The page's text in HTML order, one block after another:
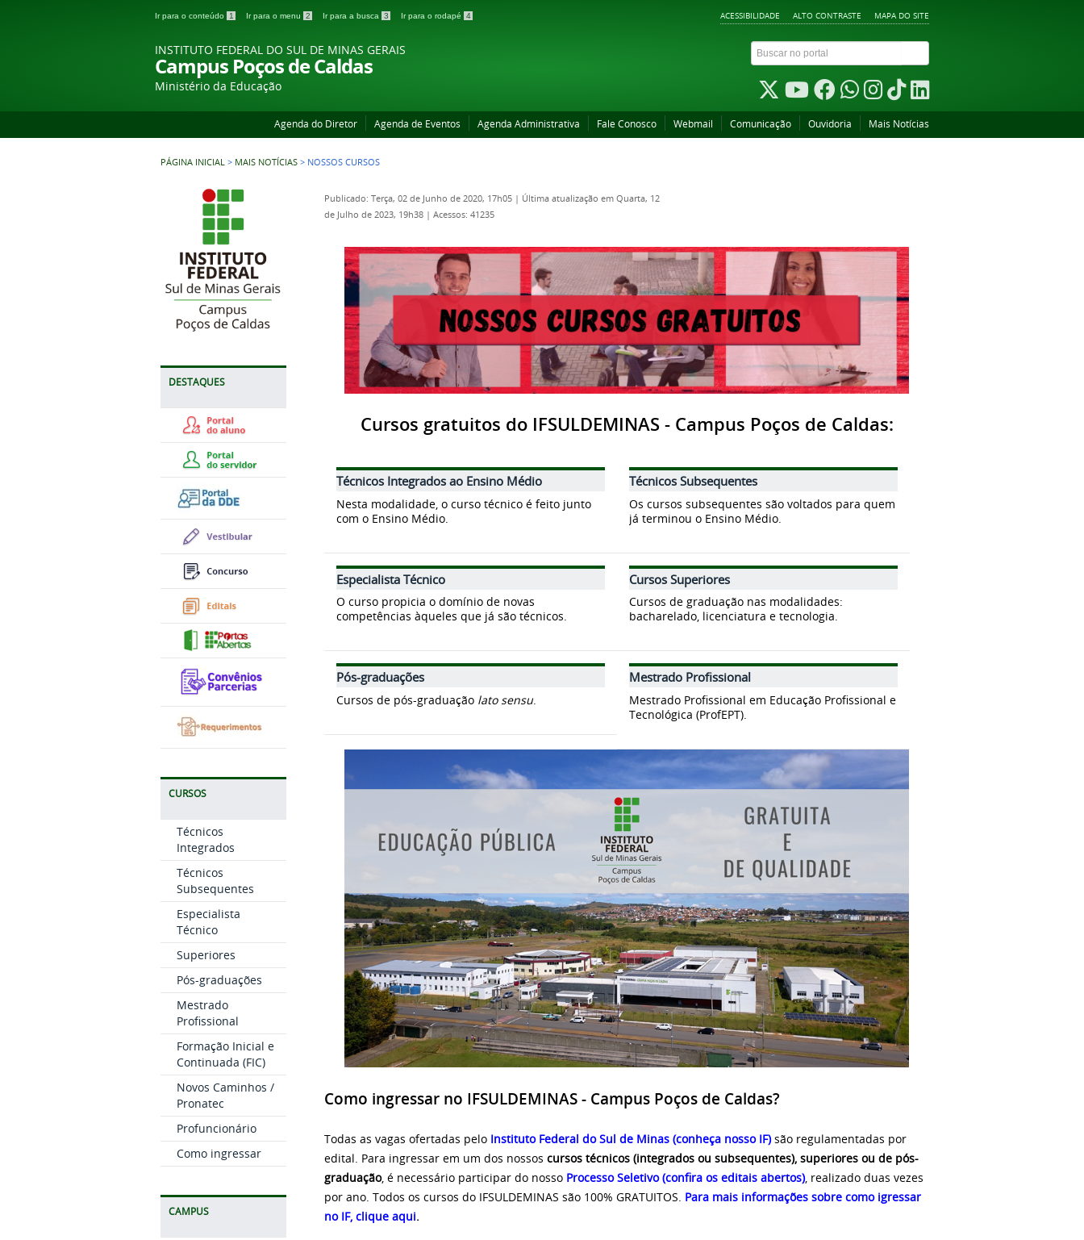
Ir para o conteúdo 1 Ir para o menu 2 Ir para a busca 3 Ir para o rodapé 4 ACESSIBILIDADE ALTO CONTRASTE MAPA DO SITE
INSTITUTO FEDERAL DO SUL DE MINAS GERAIS
Campus Poços de Caldas
Ministério da Educação
Agenda do Diretor Agenda de Eventos Agenda Administrativa Fale Conosco Webmail Comunicação Ouvidoria Mais Notícias
PÁGINA INICIAL > MAIS NOTÍCIAS > NOSSOS CURSOS
DESTAQUES
CURSOS
Técnicos
Integrados
Técnicos
Subsequentes
Especialista
Técnico
Superiores
Pós-graduações
Mestrado
Profissional
Formação Inicial e
Continuada (FIC)
Novos Caminhos /
Pronatec
Profuncionário
Como ingressar
CAMPUS
Publicado: Terça, 02 de Junho de 2020, 17h05 | Última atualização em Quarta, 12
de Julho de 2023, 19h38 | Acessos: 41235
Cursos gratuitos do IFSULDEMINAS - Campus Poços de Caldas:
Técnicos Integrados ao Ensino Médio
Nesta modalidade, o curso técnico é feito junto
com o Ensino Médio.
Técnicos Subsequentes
Os cursos subsequentes são voltados para quem
já terminou o Ensino Médio.
Especialista Técnico
O curso propicia o domínio de novas
competências àqueles que já são técnicos.
Cursos Superiores
Cursos de graduação nas modalidades:
bacharelado, licenciatura e tecnologia.
Pós-graduações
Cursos de pós-graduação lato sensu.
Mestrado Profissional
Mestrado Profissional em Educação Profissional e
Tecnológica (ProfEPT).
Como ingressar no IFSULDEMINAS - Campus Poços de Caldas?
Todas as vagas ofertadas pelo Instituto Federal do Sul de Minas (conheça nosso IF)são regulamentadas por
edital. Para ingressar em um dos nossos cursos técnicos (integrados ou subsequentes), superiores ou de pós-
graduação, é necessário participar do nosso Processo Seletivo(confira os editais abertos), realizado duas vezes
por ano. Todos os cursos do IFSULDEMINAS são 100% GRATUITOS. Para mais informações sobre como igressar
no IF, clique aqui.